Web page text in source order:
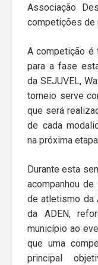
Associação
competições de
A competição é
para a fase
da SEJUVEL,
torneio serve
que será
de cada
na próxima
Durante esta
acompanhou
de atletismo da
da ADEN,
município ao
que uma
principal